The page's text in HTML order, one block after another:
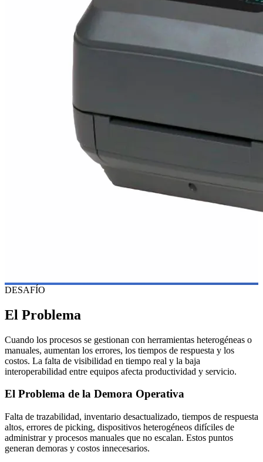
DESAFÍO
El Problema
Cuando los procesos se gestionan con herramientas heterogéneas o
manuales, aumentan los errores, los tiempos de respuesta y los
costos. La falta de visibilidad en tiempo real y la baja
interoperabilidad entre equipos afecta productividad y servicio.
El Problema de la Demora Operativa
Falta de trazabilidad, inventario desactualizado, tiempos de respuesta
altos, errores de picking, dispositivos heterogéneos difíciles de
administrar y procesos manuales que no escalan. Estos puntos
generan demoras y costos innecesarios.